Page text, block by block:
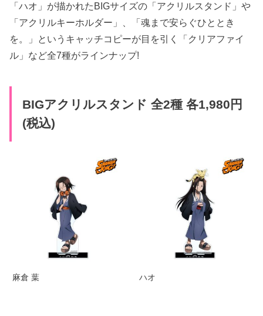
「ハオ」が描かれたBIGサイズの「アクリルスタンド」や
「アクリルキーホルダー」、「魂まで安らぐひととき
を。」というキャッチコピーが目を引く「クリアファイ
ル」など全7種がラインナップ!
BIGアクリルスタンド 全2種 各1,980円
(税込)
麻倉 葉 ハオ